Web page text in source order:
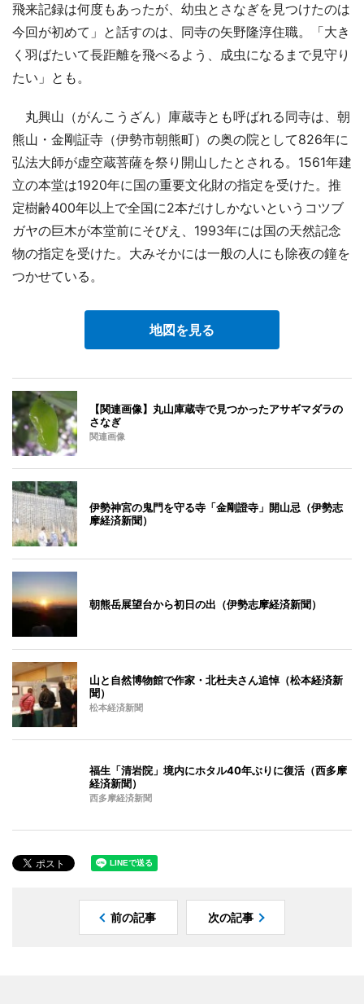
飛来記録は何度もあったが、幼虫とさなぎを見つけたのは
今回が初めて」と話すのは、同寺の矢野隆淳住職。「大き
く羽ばたいて長距離を飛べるよう、成虫になるまで見守り
たい」とも。
丸興山（がんこうざん）庫蔵寺とも呼ばれる同寺は、朝
熊山・金剛証寺（伊勢市朝熊町）の奥の院として826年に
弘法大師が虚空蔵菩薩を祭り開山したとされる。1561年建
立の本堂は1920年に国の重要文化財の指定を受けた。推
定樹齢400年以上で全国に2本だけしかないというコツブ
ガヤの巨木が本堂前にそびえ、1993年には国の天然記念
物の指定を受けた。大みそかには一般の人にも除夜の鐘を
つかせている。
地図を見る
【関連画像】丸山庫蔵寺で見つかったアサギマダラの
さなぎ
関連画像
伊勢神宮の鬼門を守る寺「金剛證寺」開山忌（伊勢志
摩経済新聞）
朝熊岳展望台から初日の出（伊勢志摩経済新聞）
山と自然博物館で作家・北杜夫さん追悼（松本経済新
聞）
松本経済新聞
福生「清岩院」境内にホタル40年ぶりに復活（西多摩
経済新聞）
西多摩経済新聞
前の記事 次の記事